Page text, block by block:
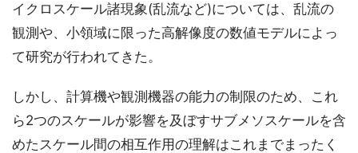
イクロスケール諸現象(乱流など)については、乱流の
観測や、小領域に限った高解像度の数値モデルによっ
て研究が行われてきた。
しかし、計算機や観測機器の能力の制限のため、これ
ら2つのスケールが影響を及ぼすサブメソスケールを含
めたスケール間の相互作用の理解はこれまでまったく